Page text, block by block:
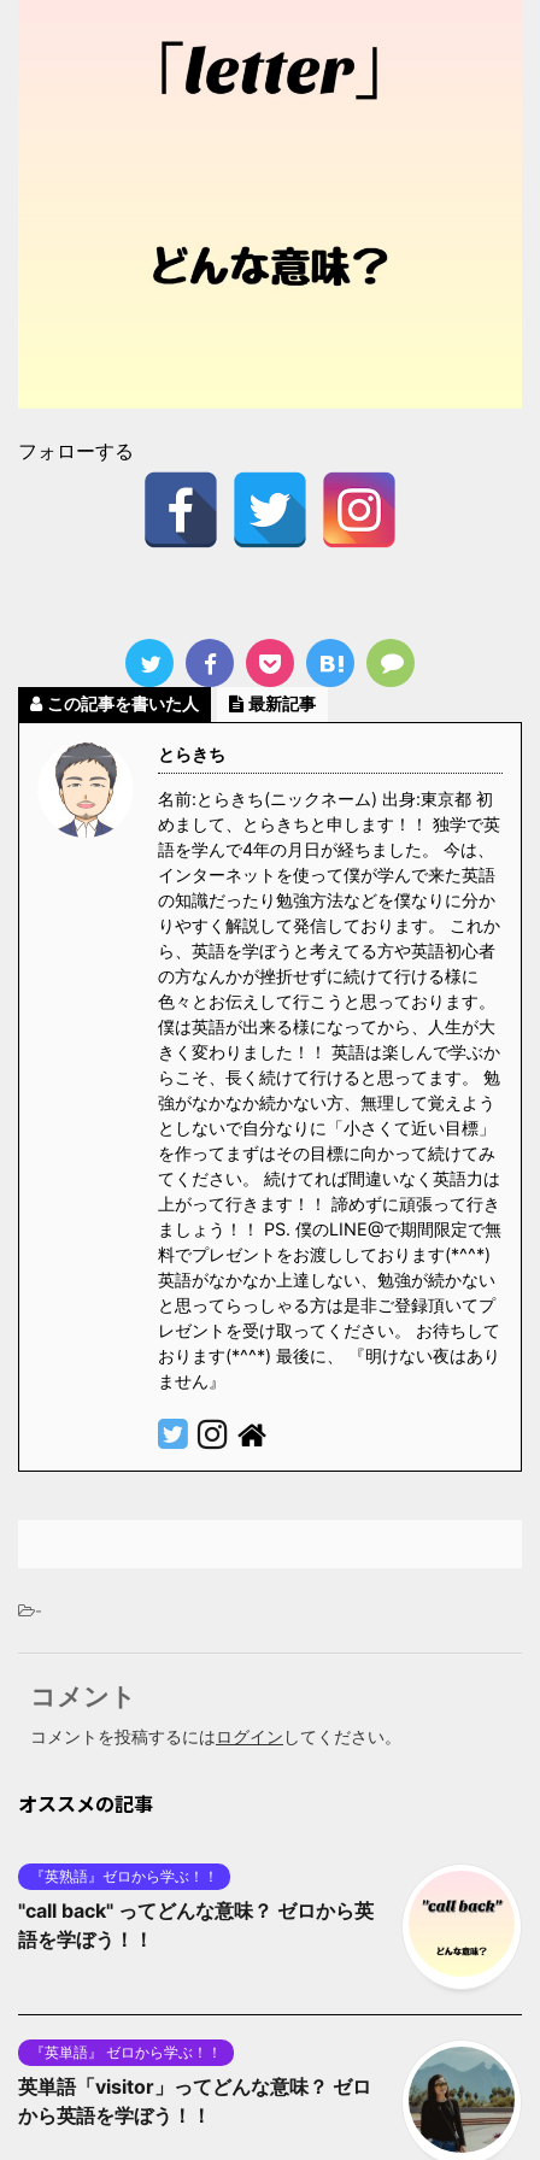
フォローする
この記事を書いた人 最新記事
とらきち
名前:とらきち(ニックネーム) 出身:東京都 初
めまして、とらきちと申します！！ 独学で英
語を学んで4年の月日が経ちました。 今は、
インターネットを使って僕が学んで来た英語
の知識だったり勉強方法などを僕なりに分か
りやすく解説して発信しております。 これか
ら、英語を学ぼうと考えてる方や英語初心者
の方なんかが挫折せずに続けて行ける様に
色々とお伝えして行こうと思っております。
僕は英語が出来る様になってから、人生が大
きく変わりました！！ 英語は楽しんで学ぶか
らこそ、長く続けて行けると思ってます。 勉
強がなかなか続かない方、無理して覚えよう
としないで自分なりに「小さくて近い目標」
を作ってまずはその目標に向かって続けてみ
てください。 続けてれば間違いなく英語力は
上がって行きます！！ 諦めずに頑張って行き
ましょう！！ PS. 僕のLINE@で期間限定で無
料でプレゼントをお渡ししております(*^^*)
英語がなかなか上達しない、勉強が続かない
と思ってらっしゃる方は是非ご登録頂いてプ
レゼントを受け取ってください。 お待ちして
おります(*^^*) 最後に、 『明けない夜はあり
ません』
-
コメント
コメントを投稿するにはログイン してください。
オススメの記事
『英熟語』ゼロから学ぶ！！
"call back" ってどんな意味？ ゼロから英
語を学ぼう！！
『英単語』 ゼロから学ぶ！！
英単語「visitor」ってどんな意味？ ゼロ
から英語を学ぼう！！